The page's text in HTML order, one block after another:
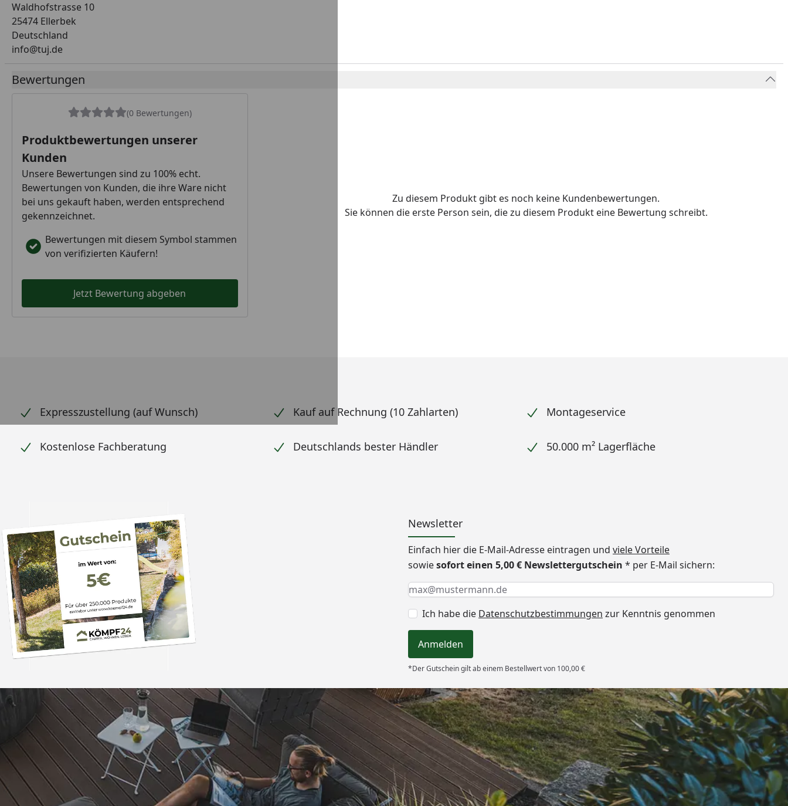
Waldhofstrasse 10
25474 Ellerbek
Deutschland
info@tuj.de
Bewertungen
(0 Bewertungen)
Produktbewertungen unserer
Kunden
Unsere Bewertungen sind zu 100% echt.
Bewertungen von Kunden, die ihre Ware nicht
bei uns gekauft haben, werden entsprechend
gekennzeichnet.
Bewertungen mit diesem Symbol stammen
von verifizierten Käufern!
Jetzt Bewertung abgeben
Zu diesem Produkt gibt es noch keine Kundenbewertungen.
Sie können die erste Person sein, die zu diesem Produkt eine Bewertung schreibt.
Expresszustellung (auf Wunsch) Kauf auf Rechnung (10 Zahlarten) Montageservice
Kostenlose Fachberatung Deutschlands bester Händler 50.000 m² Lagerfläche
Newsletter
Einfach hier die E-Mail-Adresse eintragen und viele Vorteile
sowiesofort einen 5,00 € Newslettergutschein * per E-Mail sichern:
Keine Eingabe erforderlich
Eingabe erforderlich
E-Mail *
Ich habe die Datenschutzbestimmungen zur Kenntnis genommen
Anmelden
*Der Gutschein gilt ab einem Bestellwert von 100,00 €
Trusted Shops
4,65/ 5
2.125 Bewertungen
„Schnelle Lieferung, gut
verpackt“
17.07.2026
Versand